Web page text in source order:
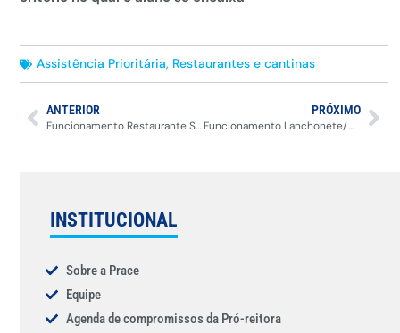
Assistência Prioritária, Restaurantes e cantinas
ANTERIOR
Funcionamento Restaurante Sede/Santa Clara
PRÓXIMO
Funcionamento Lanchonete/Restaurante Poços de Caldas
INSTITUCIONAL
Sobre a Prace
Equipe
Agenda de compromissos da Pró-reitora